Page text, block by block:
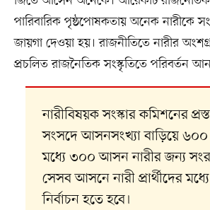
পারিবারিক পৃষ্ঠপোষকতায় অনেক নারীকে
জায়গা দেওয়া হয়। রাজনীতিতে নারীর
প্রচলিত রাজনৈতিক সংস্কৃতিতে পরিবর্তন
নারীবিষয়ক সংস্কার কমিশনের
সংসদে আসনসংখ্যা বাড়িয়ে
মধ্যে ৩০০ আসন নারীর জন্য
সেসব আসনে নারী প্রার্থীদের
নির্বাচন হতে হবে।